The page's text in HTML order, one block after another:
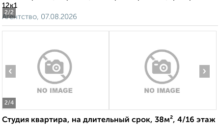
2/2
12к1
Агентство, 07.08.2026
2/4
‹ ›
Студия квартира, на длительный срок, 38м², 4/16 этаж